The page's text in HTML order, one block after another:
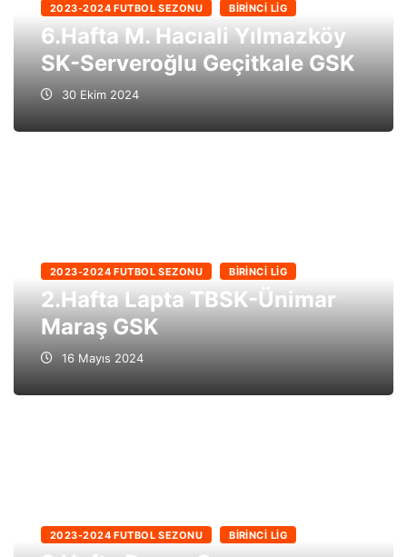
2023-2024 FUTBOL SEZONU BIRINCI LIG
6.Hafta M. Hacıali Yılmazköy
SK-Serveroğlu Geçitkale GSK
30 Ekim 2024
2023-2024 FUTBOL SEZONU BIRINCI LIG
2.Hafta Lapta TBSK-Ünimar
Maraş GSK
16 Mayıs 2024
2023-2024 FUTBOL SEZONU BIRINCI LIG